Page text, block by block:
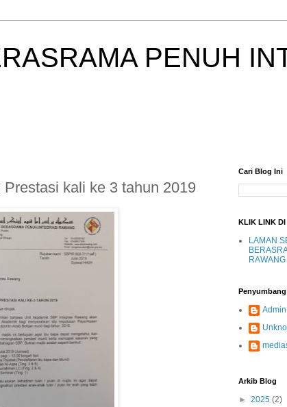
PENUH
kali ke 3 tahun 2019
Cari Blog Ini
KLIK LINK DI
LAMAN
RAWANG
Penyumbang
Admin
Arkib Blog
► 2025 (2)